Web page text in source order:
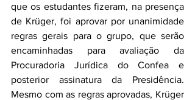
que os estudantes fizeram, na presença
de Krüger, foi aprovar por unanimidade
regras gerais para o grupo, que serão
encaminhadas para avaliação da
Procuradoria Jurídica do Confea e
posterior assinatura da Presidência.
Mesmo com as regras aprovadas, Krüger